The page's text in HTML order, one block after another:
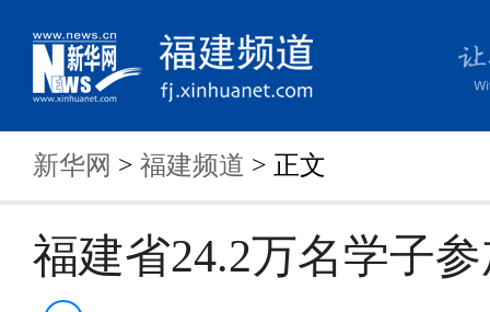
新华网 > 福建频道 > 正文
福建省24.2万名学子